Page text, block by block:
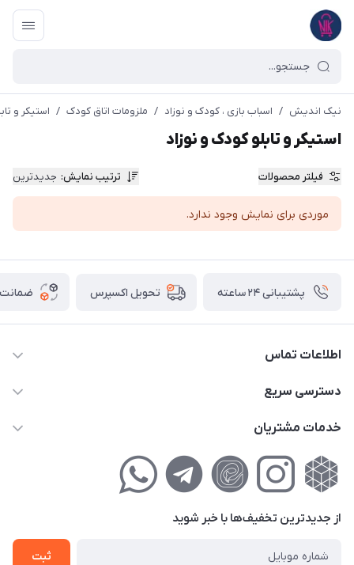
نیک اندیش / اسباب بازی ، کودک و نوزاد / ملزومات اتاق کودک / استیکر و
استیکر و تابلو کودک و نوزاد
فیلتر محصولات ترتیب نمایش: جدیدترین
موردی برای نمایش وجود ندارد.
پشتیبانی ۲۴ ساعته تحویل اکسپرس ضمانت
اطلاعات تماس
02177111474
کوچه گلریز 4 غربی ، پلاک 13
دسترسی سریع
حساب کاربری
لیست محصولات
خدمات مشتریان
راهنمای‌خرید‌آنلاین
حریم خصوصی
فروش‌اقساطی
از جدید‌ترین تخفیف‌ها با‌ خبر شوید
ثبت